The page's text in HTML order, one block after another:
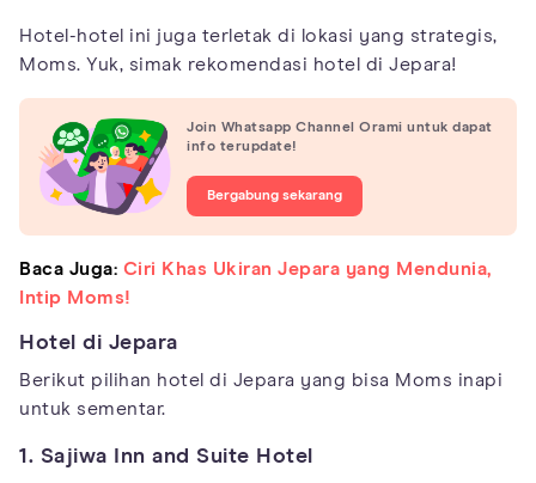
Hotel-hotel ini juga terletak di lokasi yang strategis,
Moms. Yuk, simak rekomendasi hotel di Jepara!
Join Whatsapp Channel Orami untuk dapat
info terupdate!
Bergabung sekarang
Baca Juga: Ciri Khas Ukiran Jepara yang Mendunia,
Intip Moms!
Hotel di Jepara
Berikut pilihan hotel di Jepara yang bisa Moms inapi
untuk sementar.
1. Sajiwa Inn and Suite Hotel